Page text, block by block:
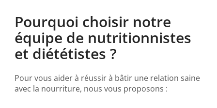
Pourquoi choisir notre
équipe de nutritionnistes
et diététistes ?
Pour vous aider à réussir à bâtir une relation saine
avec la nourriture, nous vous proposons :